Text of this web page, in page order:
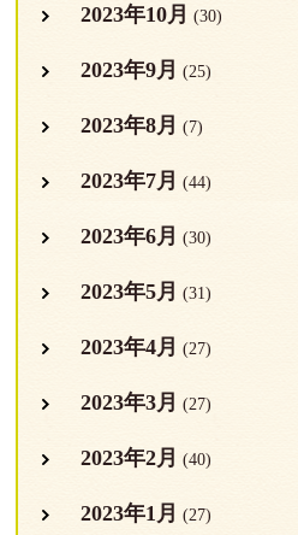
2023年10月 (30)
2023年9月 (25)
2023年8月 (7)
2023年7月 (44)
2023年6月 (30)
2023年5月 (31)
2023年4月 (27)
2023年3月 (27)
2023年2月 (40)
2023年1月 (27)